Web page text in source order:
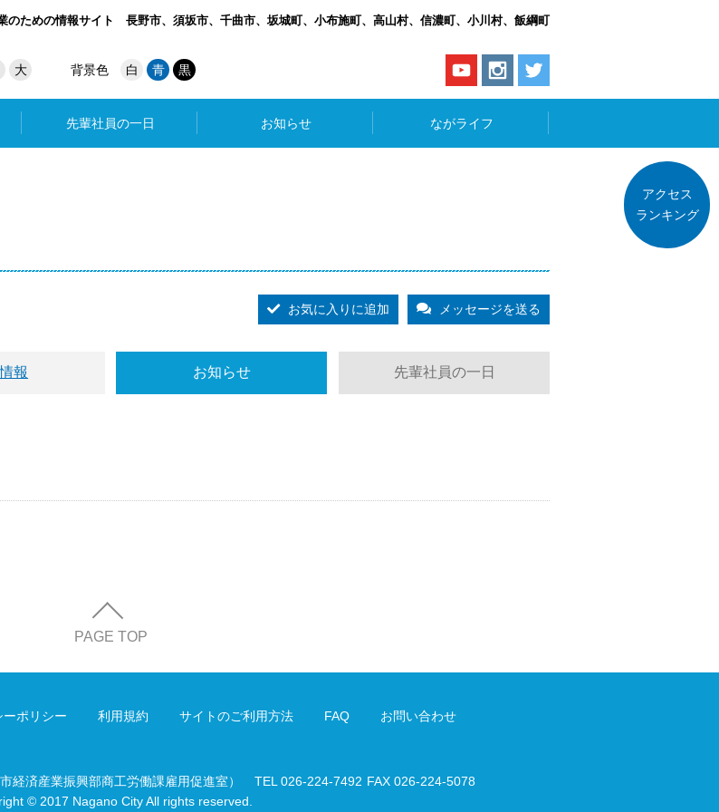
のための情報サイト 長野市、須坂市、千曲市、坂城町、小布施町、高山村、信濃町、小川村、飯綱町
大 背景色 白 青 黒
先輩社員の一日 お知らせ ながライフ
お気に入りに追加 メッセージを送る
報 お知らせ 先輩社員の一日
アクセス
ランキング
PAGE TOP
ーポリシー 利用規約 サイトのご利用方法 FAQ お問い合わせ
経済産業振興部商工労働課雇用促進室） TEL 026-224-7492 FAX 026-224-5078
© 2017 Nagano City All rights reserved.